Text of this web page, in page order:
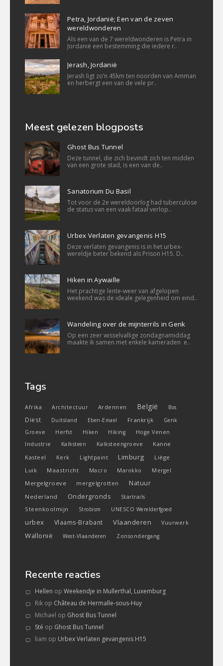
Petra, Jordanië; Een van de zeven
wereldwonderen
Als een van de 7 wereldwonderen is Petra in
Jordanië een bestemming die iedere r..
Jerash, Jordanië
Jerash ligt zo’n 45km ten noorden van Amman
en herbergt een van de vele pr..
Meest gelezen blogposts
Ghost Bus Tunnel
Deze tunnel, die zich bevindt zich ten midden
van een grote stad, is een van de..
Sanatorium Du Basil
Tot voor de 2e wereldoorlog had tuberculose
de status van een vaak fataal verlop..
Urbex Verlaten gevangenis H15
Deze verlaten gevangenis is in het urbex-
wereldje beter bekend als Prison H15. D..
Hiken in Aywaille
Het prachtige lente-weer van afgelopen
weekend was de ideale gelegenheid om eind..
Wandeling over de mijnterrils in Genk
Op een zeer wisselvallige zondagnamiddag
maakte ik samen met enkele kameraden e..
Tags
Afrika Architectuur Ardennen België Bos
Diest Duitsland Eben-Emael Frankrijk
Genk
Groeve
Herfst Hiken Hiking Hoge Venen
Industrie Kalksteen Kalksteengroeve
Kanne
Kasteel
Kerk Lightpaint Limburg
Liège
Luik
Maastricht Macro Marokko Mergel
Mergelgroeve mergelgrotten Natuur
Nederland Ondergronds Startrails
Steenkoolmijn Strobism UNESCO Werelderfgoed
urbex Vlaams-Brabant Vlaanderen Vuurwerk
Wallonië West-Vlaanderen Zonsondergang
Recente reacties
Hellen op Weekendje in Mullerthal, Luxemburg
Rik op Château de Hermalle-sous-Huy
Michael op Ghost Bus Tunnel
Sté op Ghost Bus Tunnel
liam op Urbex Verlaten gevangenis H15